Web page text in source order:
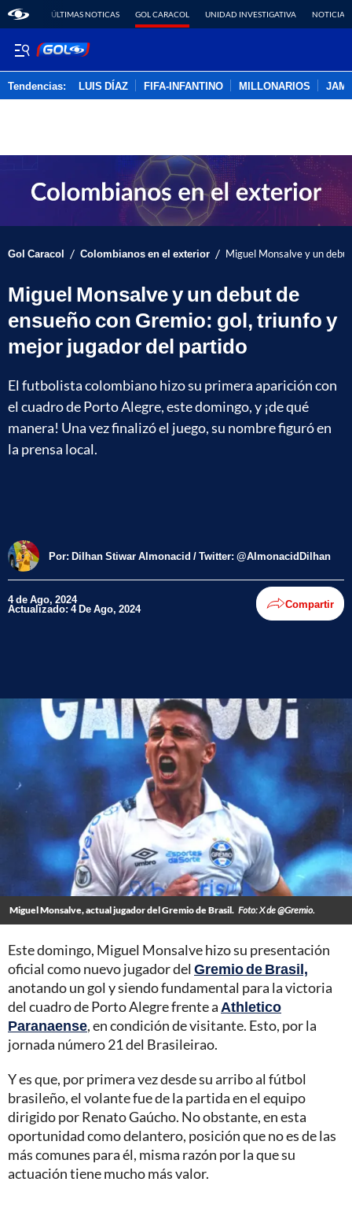
ÚLTIMAS NOTICAS GOL CARACOL UNIDAD INVESTIGATIVA NOTICIAS
Tendencias: LUIS DÍAZ FIFA-INFANTINO MILLONARIOS
Gol Caracol / Colombianos en el exterior / Miguel Monsalve y un
Miguel Monsalve y un debut de
ensueño con Gremio: gol, triunfo y
mejor jugador del partido
El futbolista colombiano hizo su primera aparición con
el cuadro de Porto Alegre, este domingo, y ¡de qué
manera! Una vez finalizó el juego, su nombre figuró en
la prensa local.
Por: Dilhan Stiwar Almonacid / Twitter: @AlmonacidDilhan
4 de Ago, 2024
Actualizado: 4 De Ago, 2024 Compartir
Miguel Monsalve, actual jugador del Gremio de Brasil. Foto: X de @Gremio.
Este domingo, Miguel Monsalve hizo su presentación
oficial como nuevo jugador del Gremio de Brasil,
anotando un gol y siendo fundamental para la victoria
del cuadro de Porto Alegre frente a Athletico
Paranaense, en condición de visitante. Esto, por la
jornada número 21 del Brasileirao.
Y es que, por primera vez desde su arribo al fútbol
brasileño, el volante fue de la partida en el equipo
dirigido por Renato Gaúcho. No obstante, en esta
oportunidad como delantero, posición que no es de las
más comunes para él, misma razón por la que su
actuación tiene mucho más valor.